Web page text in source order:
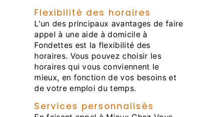
Flexibilité des horaires
L'un des principaux avantages de faire
appel à une aide à domicile à
Fondettes est la flexibilité des
horaires. Vous pouvez choisir les
horaires qui vous conviennent le
mieux, en fonction de vos besoins et
de votre emploi du temps.
Services personnalisés